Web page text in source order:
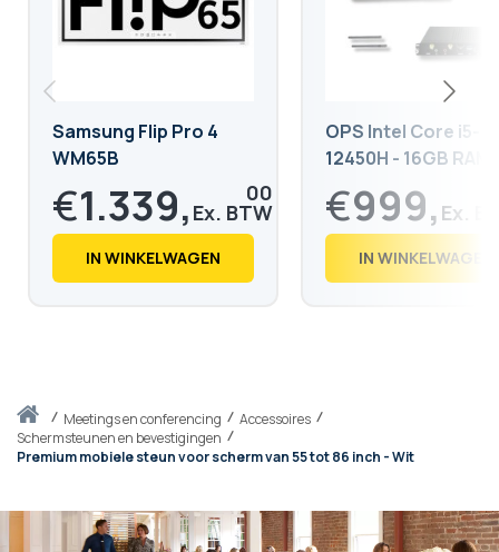
Thuismeetings en conferencing
Accessoires
Schermsteunen en bevestigingen
Premium mobiele steun voor scherm van 55 tot 86 inch - Wit
Samsung Flip Pro 4
WM65B
€1.339, 00
€ 1.620,
IN WINKELWAGEN
OPS Intel Core i5-
12450H - 16GB RAM
512GB SSD
€999,
€ 1.208,
IN WINKELWAGEN